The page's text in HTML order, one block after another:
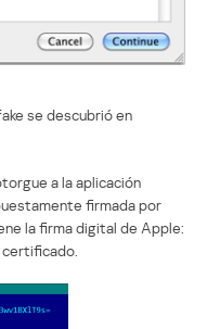
se descubrió en
a la aplicación
firmada por
la firma digital de Apple: